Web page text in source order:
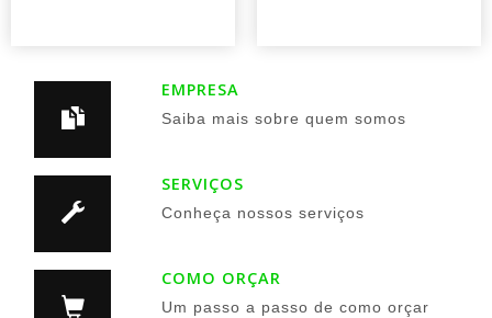
EMPRESA
Saiba mais sobre quem somos
SERVIÇOS
Conheça nossos serviços
COMO ORÇAR
Um passo a passo de como orçar